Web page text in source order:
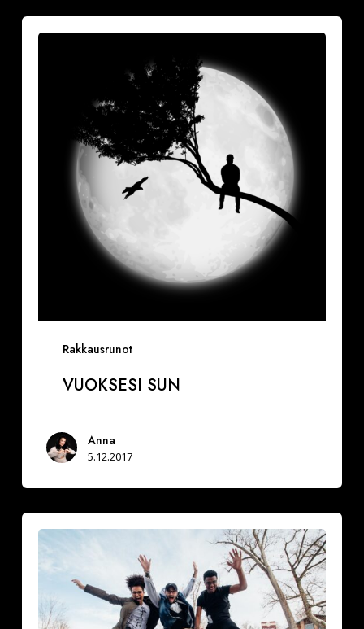
Rakkausrunot
VUOKSESI SUN
Anna
5.12.2017
hidastaa